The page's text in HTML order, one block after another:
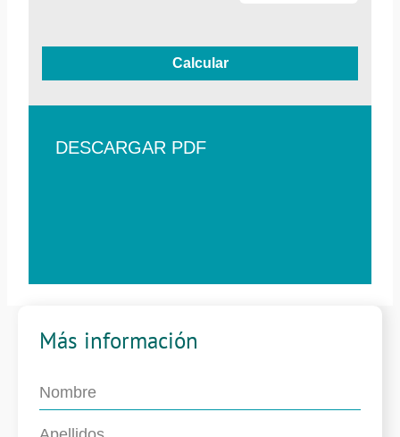
Calcular
DESCARGAR PDF
Más información